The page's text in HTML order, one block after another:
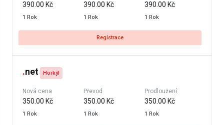
390.00 Kč
1 Rok
390.00 Kč
1 Rok
390.00 Kč
1 Rok
Registrace
.net Horký!
Nová cena
350.00 Kč
1 Rok
Převod
350.00 Kč
1 Rok
Prodloužení
350.00 Kč
1 Rok